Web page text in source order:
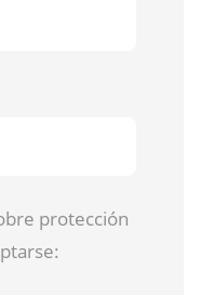
protección